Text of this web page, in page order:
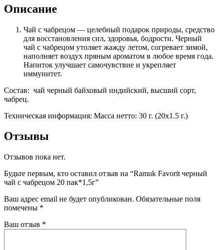
Описание
Чай с чабрецом — целебный подарок природы, средство
для восстановления сил, здоровья, бодрости. Черный
чай с чабрецом утоляет жажду летом, согревает зимой,
наполняет воздух пряным ароматом в любое время года.
Напиток улучшает самочувствие и укрепляет
иммунитет.
Состав: чай черный байховый индийский, высший сорт,
чабрец.
Техническая информация: Масса нетто: 30 г. (20х1.5 г.)
Отзывы
Отзывов пока нет.
Будьте первым, кто оставил отзыв на “Ramuk Favorit черный
чай с чабрецом 20 пак*1,5г”
Ваш адрес email не будет опубликован. Обязательные поля
помечены *
Ваш отзыв *